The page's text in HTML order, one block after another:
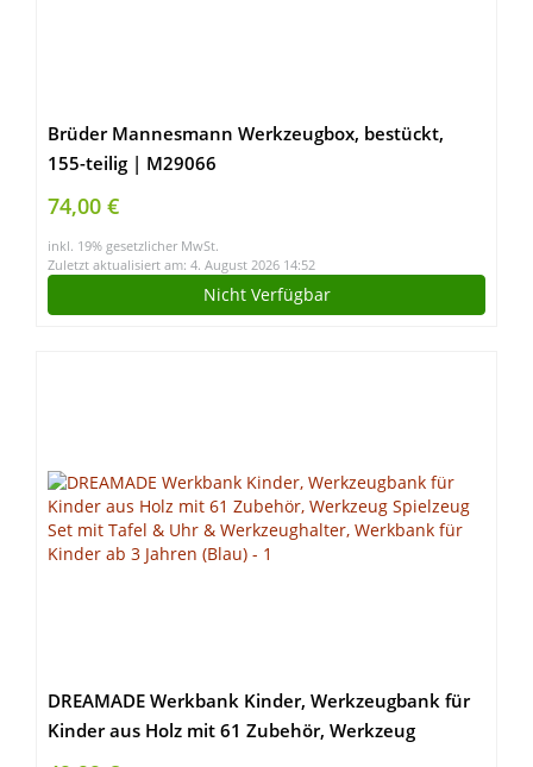
Brüder Mannesmann Werkzeugbox, bestückt,
155-teilig | M29066
74,00 €
inkl. 19% gesetzlicher MwSt.
Zuletzt aktualisiert am: 4. August 2026 14:52
Nicht Verfügbar
DREAMADE Werkbank Kinder, Werkzeugbank für
Kinder aus Holz mit 61 Zubehör, Werkzeug
Spielzeug Set mit Tafel & Uhr & Werkzeughalter,